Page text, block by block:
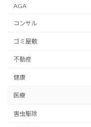
の
ペ
ー
ジ
送
り
AGA
コンサル
ゴミ屋敷
不動産
健康
医療
害虫駆除